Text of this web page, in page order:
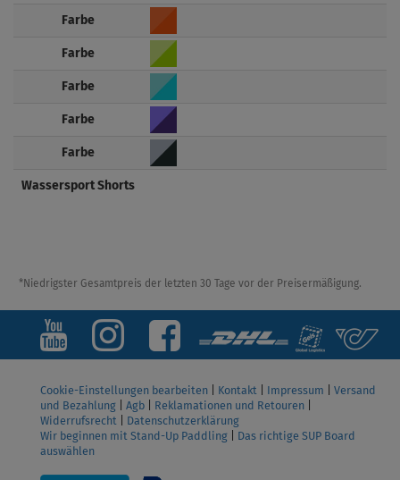
Farbe
Farbe
Farbe
Farbe
Farbe
Wassersport Shorts
*Niedrigster Gesamtpreis der letzten 30 Tage vor der Preisermäßigung.
Cookie-Einstellungen bearbeiten Kontakt Impressum
Versand
und Bezahlung
Agb Reklamationen und Retouren
Widerrufsrecht
Datenschutzerklärung
Wir beginnen mit Stand-Up Paddling
Das richtige SUP Board
auswählen